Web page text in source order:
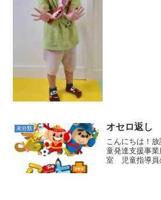
未分類 オセロ返し
こんにちは！
童発達支援事
室 児童指導員